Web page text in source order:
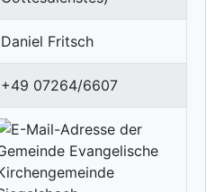
Daniel Fritsch
+49 07264/6607